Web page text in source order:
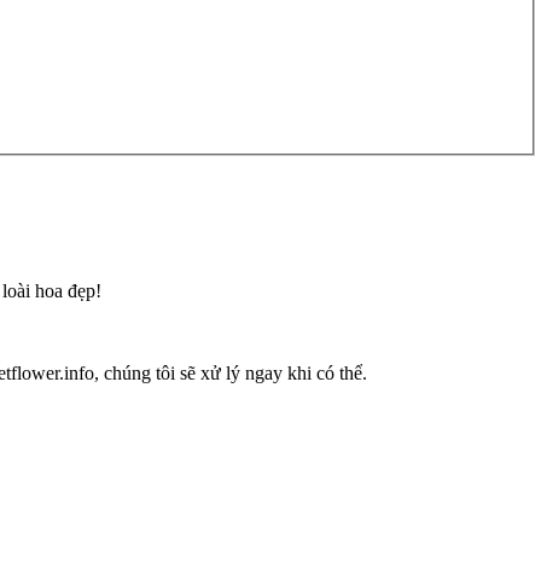
hoa đẹp!
chúng tôi sẽ xử lý ngay khi có thể.